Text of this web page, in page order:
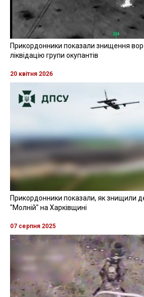
Прикордонники показали знищення
ліквідацію групи окупантів
20 квітня 2026
Прикордонники показали, як знищили
"Молній" на Харківщині
07 серпня 2025